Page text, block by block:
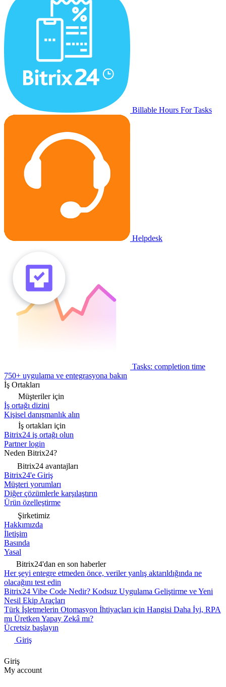
Billable Hours For Tasks
Helpdesk
Tasks: completion time
750+ uygulama ve entegrasyona bakın
İş Ortakları
Müşteriler için
İş ortağı dizini
Kişisel danışmanlık alın
İş ortakları için
Bitrix24 iş ortağı olun
Partner login
Neden Bitrix24?
Bitrix24 avantajları
Bitrix24'e Giriş
Müşteri yorumları
Diğer çözümlerle karşılaştırın
Ürün özelleştirme
Şirketimiz
Hakkımızda
İletişim
Basında
Yasal
Bitrix24'dan en son haberler
Her şeyi entegre etmeden önce, veriler yanlış aktarıldığında ne
olacağını test edin
Bitrix24 Vibe Code Nedir? Kodsuz Uygulama Geliştirme ve Yeni
Nesil Ekip Araçları
Türk İşletmelerin Otomasyon İhtiyaçları için Hangisi Daha İyi, RPA
mı Üretken Yapay Zekâ mı?
Ücretsiz başlayın
Giriş
Giriş
My account